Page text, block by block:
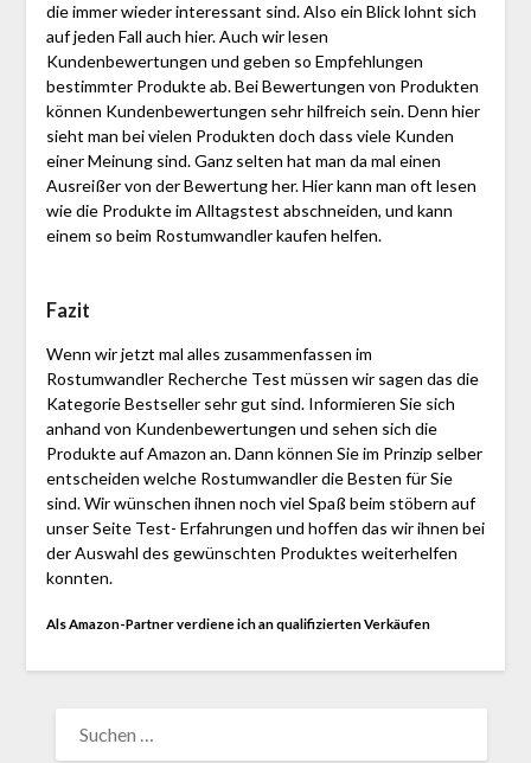
die immer wieder interessant sind. Also ein Blick lohnt sich
auf jeden Fall auch hier. Auch wir lesen
Kundenbewertungen und geben so Empfehlungen
bestimmter Produkte ab. Bei Bewertungen von Produkten
können Kundenbewertungen sehr hilfreich sein. Denn hier
sieht man bei vielen Produkten doch dass viele Kunden
einer Meinung sind. Ganz selten hat man da mal einen
Ausreißer von der Bewertung her. Hier kann man oft lesen
wie die Produkte im Alltagstest abschneiden, und kann
einem so beim Rostumwandler kaufen helfen.
Fazit
Wenn wir jetzt mal alles zusammenfassen im
Rostumwandler Recherche Test müssen wir sagen das die
Kategorie Bestseller sehr gut sind. Informieren Sie sich
anhand von Kundenbewertungen und sehen sich die
Produkte auf Amazon an. Dann können Sie im Prinzip selber
entscheiden welche Rostumwandler die Besten für Sie
sind. Wir wünschen ihnen noch viel Spaß beim stöbern auf
unser Seite Test- Erfahrungen und hoffen das wir ihnen bei
der Auswahl des gewünschten Produktes weiterhelfen
konnten.
Als Amazon-Partner verdiene ich an qualifizierten Verkäufen
NACH: